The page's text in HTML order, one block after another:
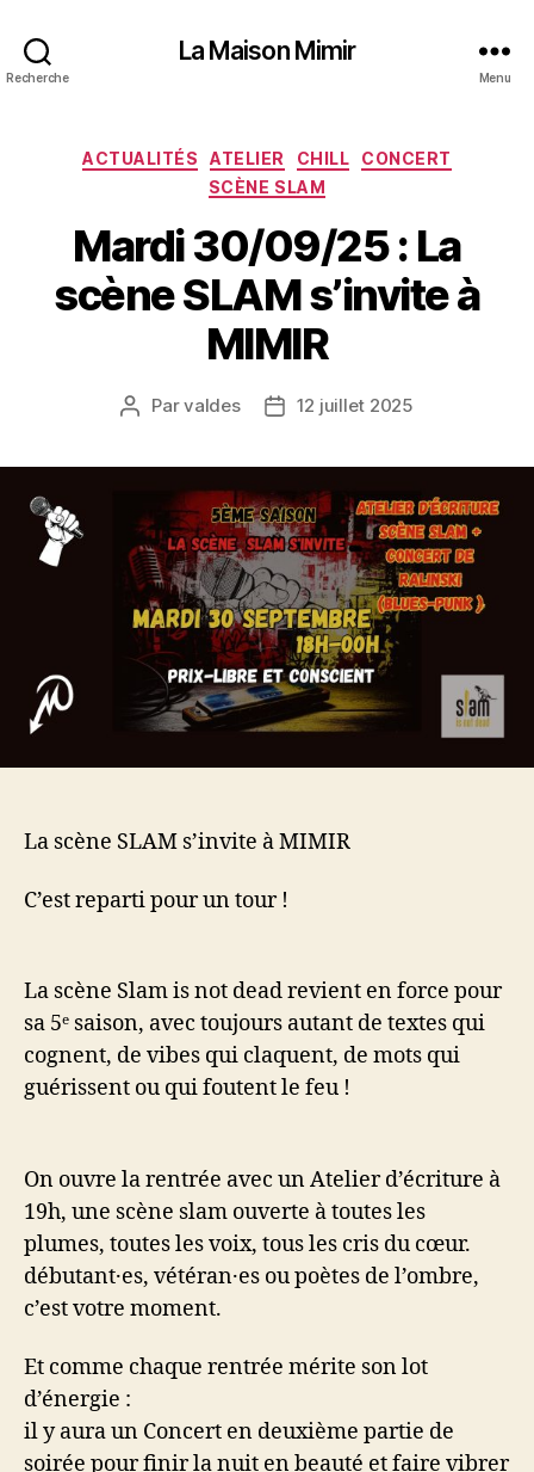
Recherche
La Maison Mimir
Menu
Catégories
ACTUALITÉS ATELIER CHILL
CONCERT
SCÈNE SLAM
Mardi 30/09/25 : La
scène SLAM s’invite à
MIMIR
Auteur
Parvaldes
Date12 juillet 2025
La scène SLAM s’invite à MIMIR
C’est reparti pour un tour !
La scène Slam is not dead revient en force pour
sa 5ᵉ saison, avec toujours autant de textes qui
cognent, de vibes qui claquent, de mots qui
guérissent ou qui foutent le feu !
On ouvre la rentrée avec un Atelier d’écriture à
19h, une scène slam ouverte à toutes les
plumes, toutes les voix, tous les cris du cœur.
débutant·es, vétéran·es ou poètes de l’ombre,
c’est votre moment.
Et comme chaque rentrée mérite son lot
d’énergie :
il y aura un Concert en deuxième partie de
soirée pour finir la nuit en beauté et faire vibrer